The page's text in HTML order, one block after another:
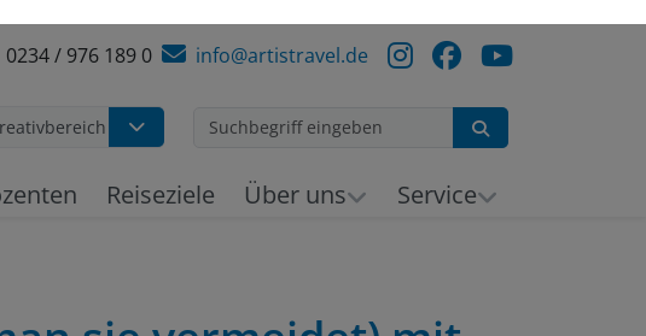
0234 / 976 189 0 info@artistravel.de
Suchen